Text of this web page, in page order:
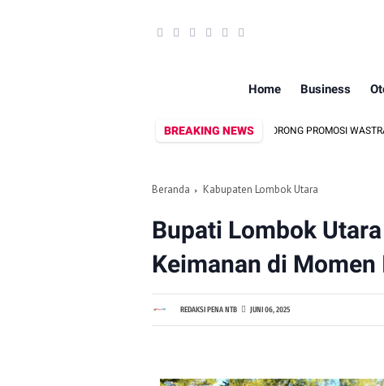
Home Business
BREAKING NEWS
DEKRANASDA DAN DISPAR LOMBOK UTARA DORONG PROMOSI WASTRA LOKAL
Beranda Kabupaten Lombok Utara
Bupati Lombok
Keimanan di Momen
REDAKSI PENA NTB JUNI 06, 2025